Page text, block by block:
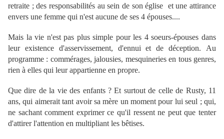
retraite ; des responsabilités au sein de son église et une attirance
envers une femme qui n'est aucune de ses 4 épouses....
Mais la vie n'est pas plus simple pour les 4 soeurs-épouses dans
leur existence d'asservissement, d'ennui et de déception.
Au
programme : commérages, jalousies, mesquineries en tous genres,
rien à elles qui leur appartienne en propre.
Que dire de la vie des enfants ? Et surtout de celle de Rusty, 11
ans, qui aimerait tant avoir sa mère un moment pour lui seul ; qui,
ne sachant comment exprimer ce qu'il ressent ne peut que tenter
d'attirer l'attention en multipliant les bêtises.